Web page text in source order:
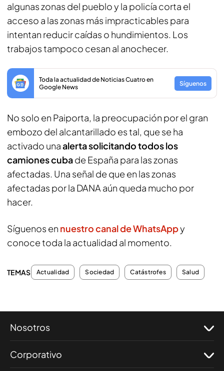
algunas zonas del pueblo y la policía corta el
acceso a las zonas más impracticables para
intentan reducir caídas o hundimientos. Los
trabajos tampoco cesan al anochecer.
Toda la actualidad de Noticias Cuatro en
Google News
Síguenos
No solo en Paiporta, la preocupación por el gran
embozo del alcantarillado es tal, que se ha
activado unaalerta solicitando todos los
camiones cubade España para las zonas
afectadas. Una señal de que en las zonas
afectadas por la DANA aún queda mucho por
hacer.
Síguenos en nuestro canal de WhatsAppy
conoce toda la actualidad al momento.
TEMAS Actualidad Sociedad Catástrofes Salud
Nosotros
Corporativo